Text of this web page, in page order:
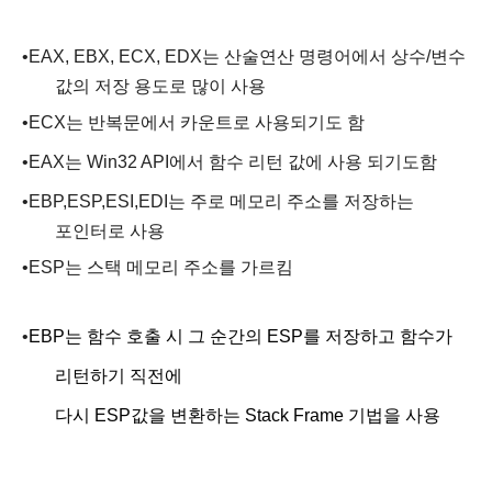
•EAX, EBX, ECX, EDX는 산술연산 명령어에서 상수/변수
값의 저장 용도로 많이 사용
•ECX는 반복문에서 카운트로 사용되기도 함
•EAX는 Win32 API 에서 함수 리턴 값에 사용 되기도함
•EBP,ESP,ESI,EDI 는 주로 메모리 주소를 저장하는
포인터로 사용
•ESP는 스택 메모리 주소를 가르킴
•EBP는 함수 호출 시 그 순간의 ESP를 저장하고 함수가
리턴하기 직전에
다시 ESP값을 변환하는 Stack Frame 기법을 사용